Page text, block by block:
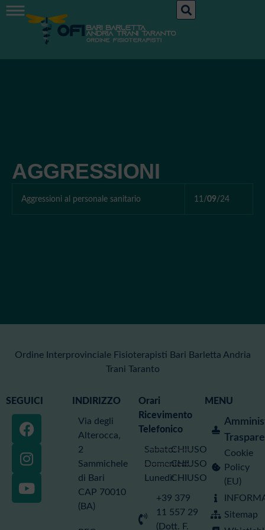
Servizi
AGGRESSIONI
Aggressioni al personale sanitario 11/09/24
Ordine Interprovinciale Fisioterapisti Bari Barletta Andria
Trani Taranto
SEGUICI INDIRIZZO
Via degli
Alterocca,
2
Sammichele
di Bari
CAP 70010
(BA)
Orari
Ricevimento
Telefonico
Sabato:
Domenica:
Lunedì:
CHIUSO
CHIUSO
CHIUSO
+39 379
11 557 29
(Dott. F.
MENU
Cookie
Policy
(EU)
Sitemap